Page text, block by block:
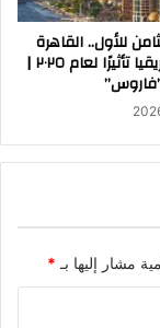
للأول.. القاهرة
أكثر مدن أفريقيا تأثيرًا لعام ٢٠٢٥ |
مشار إليها بـ *